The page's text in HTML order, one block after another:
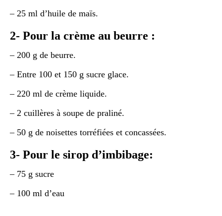
– 25 ml d’huile de maïs.
2- Pour la crème au beurre :
– 200 g de beurre.
– Entre 100 et 150 g sucre glace.
– 220 ml de crème liquide.
– 2 cuillères à soupe de praliné.
– 50 g de noisettes torréfiées et concassées.
3- Pour le sirop d’imbibage:
– 75 g sucre
– 100 ml d’eau